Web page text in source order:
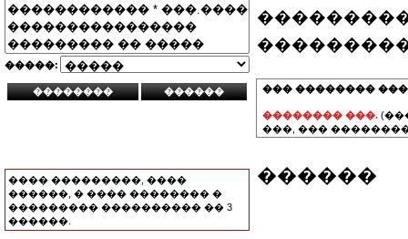
�����:
���� ���������, ����
������, � ���� �������� �
��������� ���������� �� 3
������.
��� ��������
�������� ���.
���, ���
������